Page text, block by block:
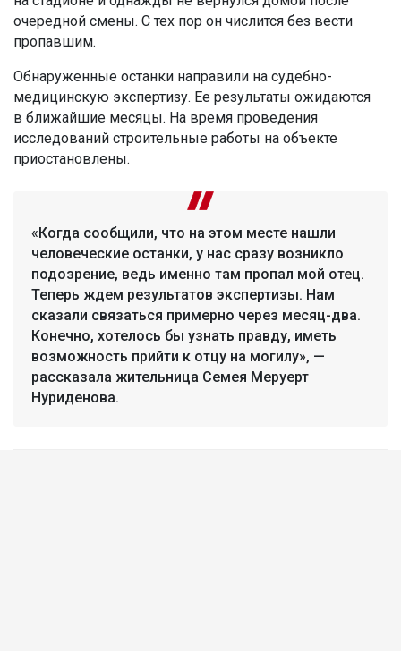
очередной смены. С тех пор он числится без вести
пропавшим.
Обнаруженные останки направили на судебно-
медицинскую экспертизу. Ее результаты ожидаются
в ближайшие месяцы. На время проведения
исследований строительные работы на объекте
приостановлены.
«Когда сообщили, что на этом месте нашли
человеческие останки, у нас сразу возникло
подозрение, ведь именно там пропал мой отец.
Теперь ждем результатов экспертизы. Нам
сказали связаться примерно через месяц-два.
Конечно, хотелось бы узнать правду, иметь
возможность прийти к отцу на могилу», —
рассказала жительница Семея Меруерт
Нуриденова.